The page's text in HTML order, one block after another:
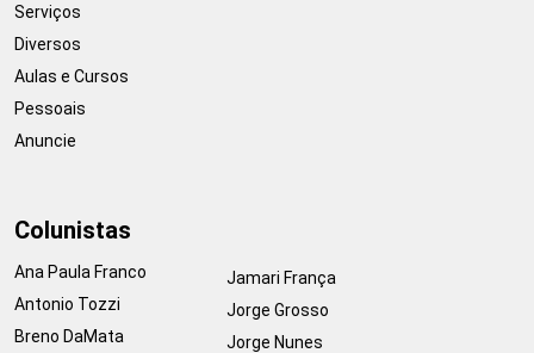
Serviços
Diversos
Aulas e Cursos
Pessoais
Anuncie
Colunistas
Ana Paula Franco
Antonio Tozzi
Breno DaMata
Jamari França
Jorge Grosso
Jorge Nunes